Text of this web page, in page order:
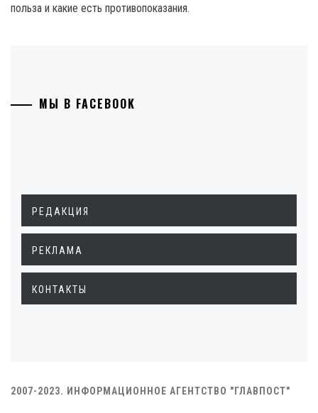
польза и какие есть противопоказания.
МЫ В FACEBOOK
РЕДАКЦИЯ
РЕКЛАМА
КОНТАКТЫ
2007-2023. ИНФОРМАЦИОННОЕ АГЕНТСТВО "ГЛАВПОСТ"